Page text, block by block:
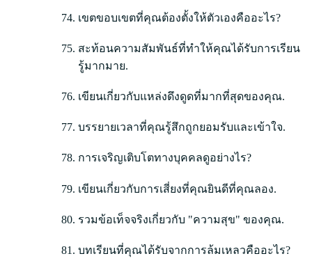
เขตขอบเขตที่คุณต้องตั้งให้ตัวเองคืออะไร?
สะท้อนความสัมพันธ์ที่ทำให้คุณได้รับการเรียน
รู้มากมาย.
เขียนเกี่ยวกับแหล่งดึงดูดที่มากที่สุดของคุณ.
บรรยายเวลาที่คุณรู้สึกถูกยอมรับและเข้าใจ.
การเจริญเติบโตทางบุคคลดูอย่างไร?
เขียนเกี่ยวกับการเสี่ยงที่คุณยินดีที่คุณลอง.
รวมข้อเท็จจริงเกี่ยวกับ "ความสุข" ของคุณ.
บทเรียนที่คุณได้รับจากการล้มเหลวคืออะไร?